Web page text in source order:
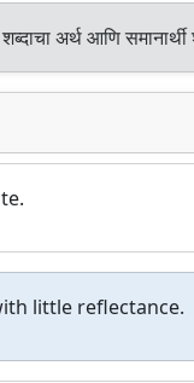
शब्दाचा अर्थ आणि
little reflectance.